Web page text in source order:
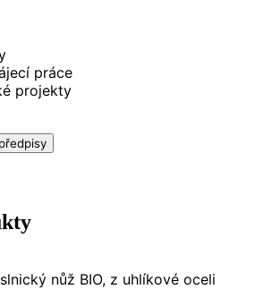
práce
projekty
nůž BIO, z uhlíkové oceli